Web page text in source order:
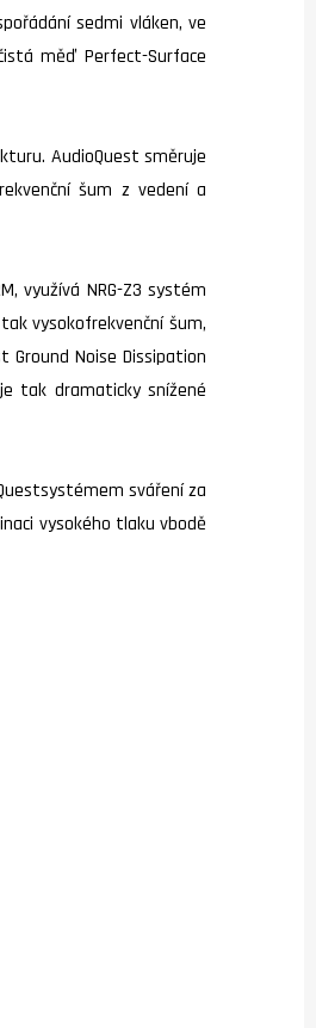
sedmi vláken, ve
měď Perfect-Surface
AudioQuest směruje
šum z vedení a
využívá NRG-Z3 systém
vysokofrekvenční šum,
Noise Dissipation
tak dramaticky snížené
sváření za
vysokého tlaku vbodě